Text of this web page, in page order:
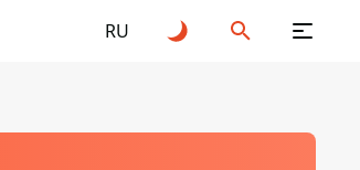
RU